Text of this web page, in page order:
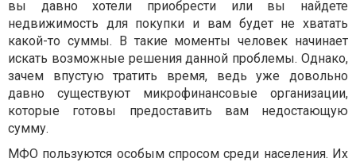
вы давно хотели приобрести или вы найдете
недвижимость для покупки и вам будет не хватать
какой-то суммы. В такие моменты человек начинает
искать возможные решения данной проблемы. Однако,
зачем впустую тратить время, ведь уже довольно
давно существуют микрофинансовые организации,
которые готовы предоставить вам недостающую
сумму.
МФО пользуются особым спросом среди населения. Их